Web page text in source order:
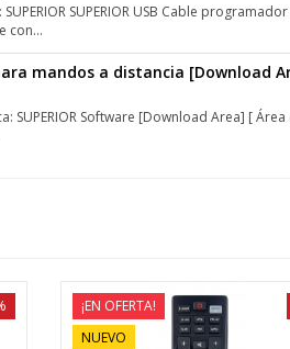
SUPERIOR SUPERIOR USB Cable
con...
mandos a distancia [Download
SUPERIOR Software [Download Area] [
¡EN OFERTA!
NUEVO